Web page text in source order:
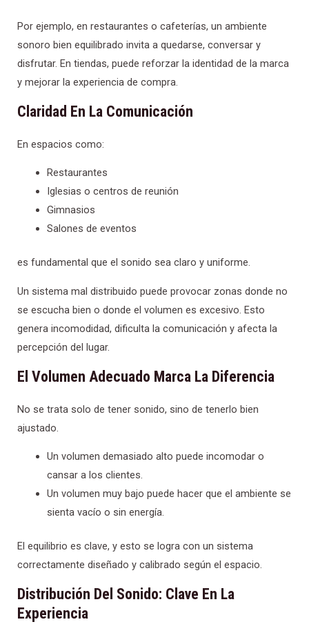
Por ejemplo, en restaurantes o cafeterías, un ambiente
sonoro bien equilibrado invita a quedarse, conversar y
disfrutar. En tiendas, puede reforzar la identidad de la marca
y mejorar la experiencia de compra.
Claridad En La Comunicación
En espacios como:
Restaurantes
Iglesias o centros de reunión
Gimnasios
Salones de eventos
es fundamental que el sonido sea claro y uniforme.
Un sistema mal distribuido puede provocar zonas donde no
se escucha bien o donde el volumen es excesivo. Esto
genera incomodidad, dificulta la comunicación y afecta la
percepción del lugar.
El Volumen Adecuado Marca La Diferencia
No se trata solo de tener sonido, sino de tenerlo bien
ajustado.
Un volumen demasiado alto puede incomodar o
cansar a los clientes.
Un volumen muy bajo puede hacer que el ambiente se
sienta vacío o sin energía.
El equilibrio es clave, y esto se logra con un sistema
correctamente diseñado y calibrado según el espacio.
Distribución Del Sonido: Clave En La
Experiencia